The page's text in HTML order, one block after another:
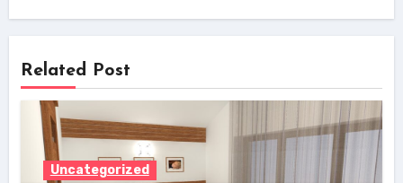
Related Post
Uncategorized